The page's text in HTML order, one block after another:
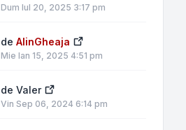
Dum Iul 20, 2025 3:17 pm
de AlinGheaja
Mie Ian 15, 2025 4:51 pm
de Valer
Vin Sep 06, 2024 6:14 pm